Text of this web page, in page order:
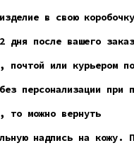
в свою
дня после вашего
почтой или курьером
персонализации при
то можно вернуть
надпись на кожу.